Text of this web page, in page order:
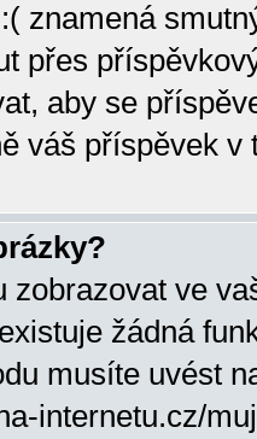
znamená
přes
aby se
váš příspěvek v
zobrazovat ve
žádná
musíte uvést
internetu.cz/